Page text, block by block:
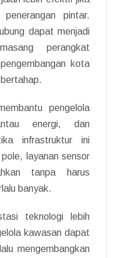
pintar.
dapat menjadi
perangkat
kota
pengelola
energi, dan
infrastruktur ini
layanan sensor
tanpa harus
banyak.
teknologi lebih
kawasan dapat
mengembangkan